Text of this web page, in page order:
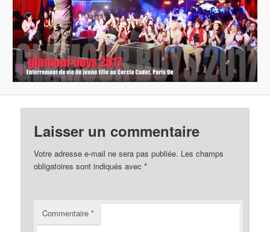
Laisser un commentaire
Votre adresse e-mail ne sera pas publiée. Les champs
obligatoires sont indiqués avec*
Commentaire*